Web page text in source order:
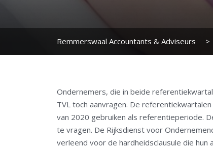
Remmerswaal Accountants & Adviseurs >
Ondernemers, die in beide
TVL toch aanvragen. De
van 2020 gebruiken als referentieperiode.
te vragen. De Rijksdienst voor
verleend voor de hardheidsclausule die hun